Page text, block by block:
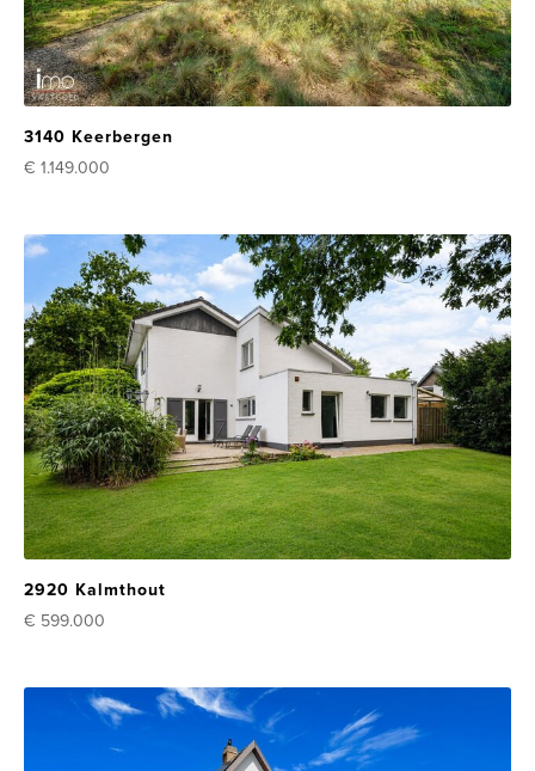
3140 Keerbergen
€ 1.149.000
2920 Kalmthout
€ 599.000